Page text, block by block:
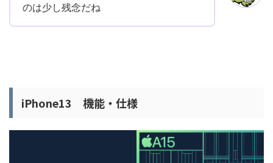
のは少し残念だね
iPhone13 機能・仕様